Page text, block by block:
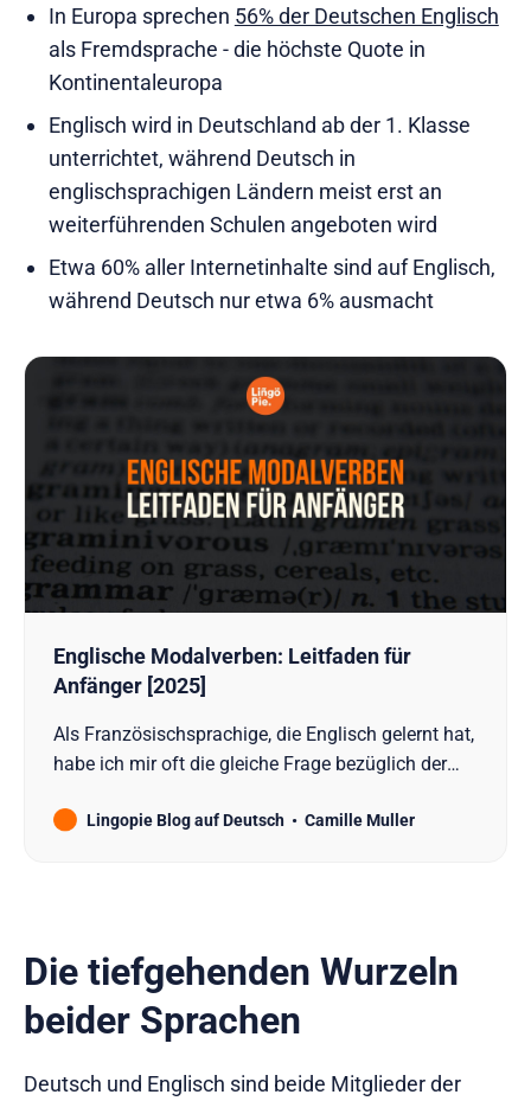
In Europa sprechen 56% der Deutschen Englisch
als Fremdsprache - die höchste Quote in
Kontinentaleuropa
Englisch wird in Deutschland ab der 1. Klasse
unterrichtet, während Deutsch in
englischsprachigen Ländern meist erst an
weiterführenden Schulen angeboten wird
Etwa 60% aller Internetinhalte sind auf Englisch,
während Deutsch nur etwa 6% ausmacht
Englische Modalverben: Leitfaden für
Anfänger [2025]
Als Französischsprachige, die Englisch gelernt hat,
habe ich mir oft die gleiche Frage bezüglich der
seine eigenen Modalverben hat (wie können,
Lingopie Blog auf Deutsch Camille Muller
Die tiefgehenden Wurzeln
beider Sprachen
Deutsch und Englisch sind beide Mitglieder der